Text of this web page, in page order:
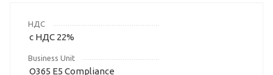
НДС
с НДС 22%
Business Unit
O365 E5 Compliance